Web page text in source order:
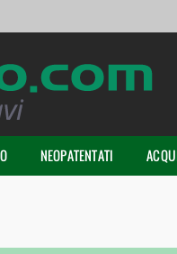
NEOPATENTATI